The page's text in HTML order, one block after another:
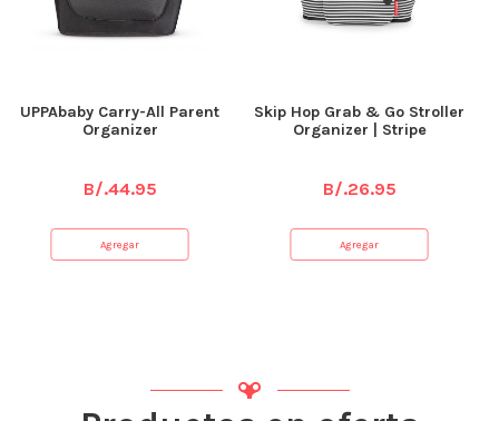
UPPAbaby Carry-All Parent
Organizer
B/.44.95
Agregar
Skip Hop Grab & Go Stroller
Organizer | Stripe
B/.26.95
Agregar